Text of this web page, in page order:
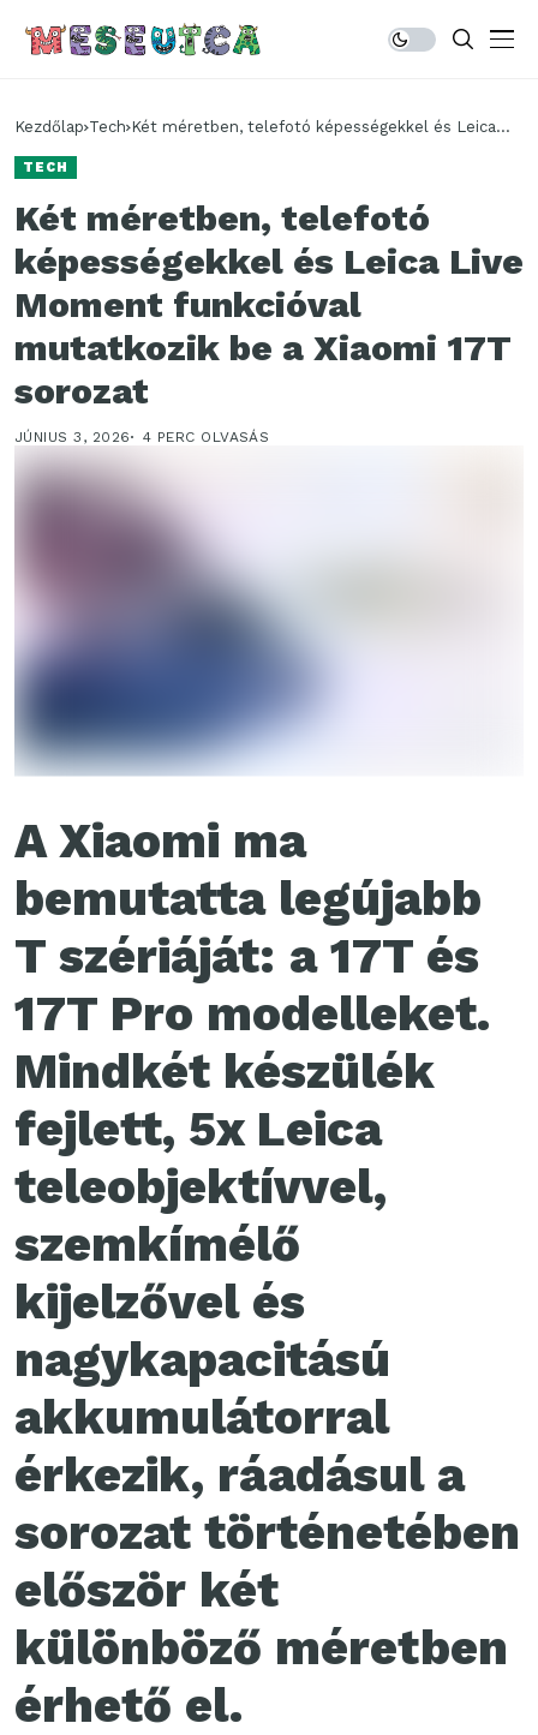
Kezdőlap Tech Két méretben, telefotó képességekkel és Leica
TECH
Két méretben, telefotó
képességekkel és Leica Live
Moment funkcióval
mutatkozik be a Xiaomi 17T
sorozat
JÚNIUS 3, 2026 4 PERC OLVASÁS
A Xiaomi ma
bemutatta legújabb
T szériáját: a 17T és
17T Pro modelleket.
Mindkét készülék
fejlett, 5x Leica
teleobjektívvel,
szemkímélő
kijelzővel és
nagykapacitású
akkumulátorral
érkezik, ráadásul a
sorozat történetében
először két
különböző méretben
érhető el.